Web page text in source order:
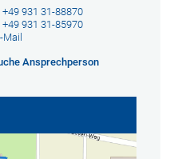
+49 931 31-88870
+49 931 31-85970
Mail
Ansprechperson